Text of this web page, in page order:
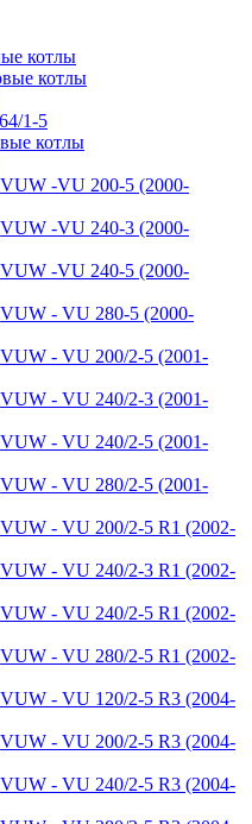
котлы
котлы
1-5
котлы
-VU 200-5 (2000-
-VU 240-3 (2000-
-VU 240-5 (2000-
- VU 280-5 (2000-
- VU 200/2-5 (2001-
- VU 240/2-3 (2001-
- VU 240/2-5 (2001-
- VU 280/2-5 (2001-
- VU 200/2-5 R1 (2002-
- VU 240/2-3 R1 (2002-
- VU 240/2-5 R1 (2002-
- VU 280/2-5 R1 (2002-
- VU 120/2-5 R3 (2004-
- VU 200/2-5 R3 (2004-
- VU 240/2-5 R3 (2004-